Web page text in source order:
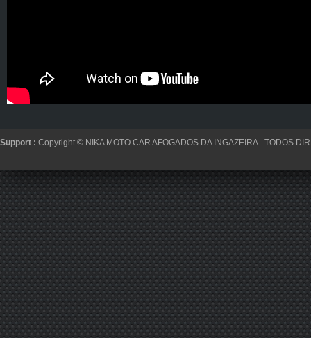
Support : Copyright © NIKA MOTO CAR AFOGADOS DA INGAZEIRA- TODOS